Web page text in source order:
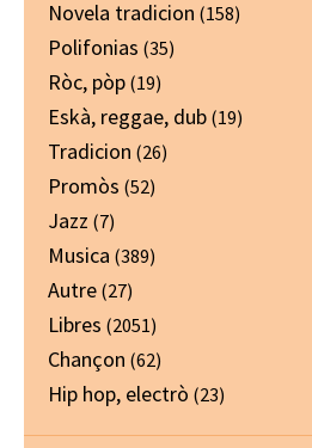
Novela tradicion (158)
Polifonias (35)
Ròc, pòp (19)
Eskà, reggae, dub (19)
Tradicion (26)
Promòs (52)
Jazz (7)
Musica (389)
Autre (27)
Libres (2051)
Chançon (62)
Hip hop, electrò (23)